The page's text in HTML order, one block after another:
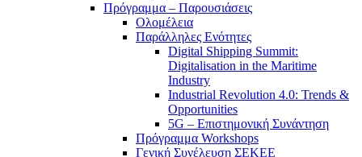
Πρόγραμμα – Παρουσιάσεις
Ολομέλεια
Παράλληλες Ενότητες
Digital Shipping Summit:
Digitalisation in the Maritime
Industry
Industrial Revolution 4.0: Trends &
Opportunities
5G – Επιστημονική Συνάντηση
Πρόγραμμα Workshops
Γενική Συνέλευση ΣΕΚΕΕ